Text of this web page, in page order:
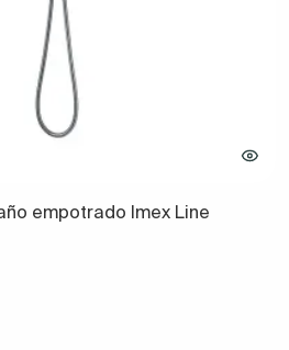
empotrado Imex Line